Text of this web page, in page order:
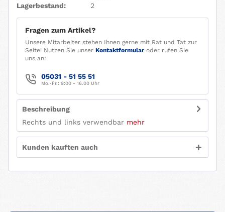
Lagerbestand:
2
Fragen zum Artikel?
Unsere Mitarbeiter stehen Ihnen gerne mit Rat und Tat zur
Seite! Nutzen Sie unser Kontaktformular oder rufen Sie
uns an:
05031 - 51 55 51
Mo.-Fr.: 9:00 - 16.00 Uhr
Beschreibung
Rechts und links verwendbar mehr
Kunden kauften auch